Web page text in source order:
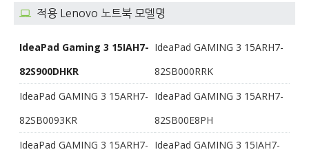
적용 Lenovo 노트북 모델명
IdeaPad Gaming 3 15IAH7-
82S900DHKR
IdeaPad GAMING 3 15ARH7-
82SB000RRK
IdeaPad GAMING 3 15ARH7-
82SB0093KR
IdeaPad GAMING 3 15ARH7-
82SB00E8PH
IdeaPad GAMING 3 15ARH7- IdeaPad GAMING 3 15IAH7-